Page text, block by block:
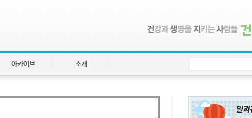
아카이브 소개